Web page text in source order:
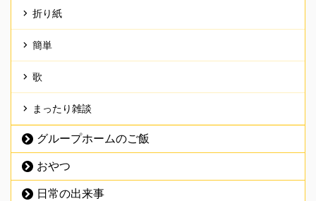
折り紙
簡単
歌
まったり雑談
グループホームのご飯
おやつ
日常の出来事